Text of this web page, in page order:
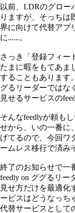
以前、LDRのグロー
りますが、そっちは
界に向けて代替アプ
に......。
さっき「登録フィー
たまに暇をもてあま
することもあります
グるリーダーではな
見せるサービスの
そんなfeedlyが頼も
せから、いの一番に
げてるので、今回ワ
ームレス移行で済み
終了のお知らせで一
feedly on ググるリー
見せ方だけを最適化
ービスはどうなっち
代替サービスとして